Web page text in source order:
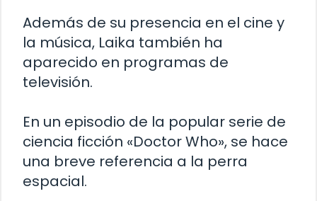
Además de su presencia en el cine y
la música, Laika también ha
aparecido en programas de
televisión.
En un episodio de la popular serie de
ciencia ficción «Doctor Who», se hace
una breve referencia a la perra
espacial.